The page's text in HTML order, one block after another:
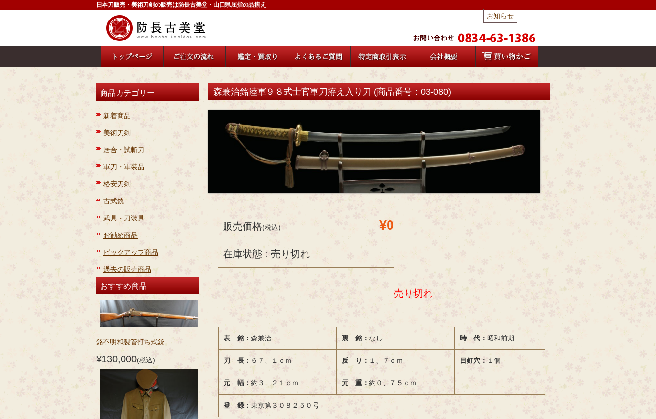
日本刀販売・美術刀剣の販売は防長古美堂・山口県屈指の品揃え
お知らせ
商品カテゴリー
新着商品
美術刀剣
居合・試斬刀
軍刀・軍装品
格安刀剣
古式銃
武具・刀装具
お勧め商品
ピックアップ商品
過去の販売商品
おすすめ商品
銘不明和製管打ち式銃
¥130,000(税込)
森兼治銘陸軍９８式士官軍刀拵え入り刀 (商品番号：03-080)
販売価格(税込) ¥0
在庫状態 : 売り切れ
売り切れ
表 銘： 森兼治 裏 銘： なし 時 代： 昭和前期
刃 長： ６７、１ｃｍ 反 り： １、７ｃｍ 目釘穴： １個
元 幅： 約３、２１ｃｍ 元 重： 約０、７５ｃｍ
登 録： 東京第３０８２５０号